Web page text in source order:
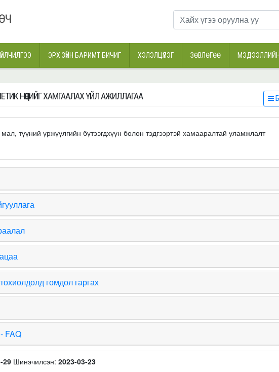
ЭРХ ЗҮЙН БАРИМТ БИЧИГ ХЭЛЭЛЦҮҮЛЭГ ЗӨВЛӨГӨӨ
НӨӨЦИЙГ ХАМГААЛАХ ҮЙЛ АЖИЛЛАГАА
түүний үржүүлгийн бүтээгдхүүн болон тэдгээртэй хамааралтай уламжлалт
гомдол гаргах
FAQ
29 Шинэчилсэн: 2023-03-23